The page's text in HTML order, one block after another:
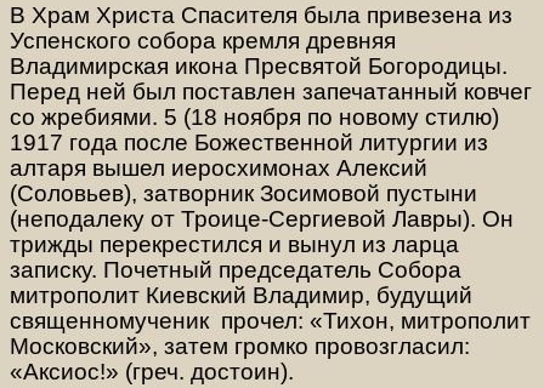
В Храм Христа Спасителя была привезена из
Успенского собора кремля древняя
Владимирская икона Пресвятой Богородицы.
Перед ней был поставлен запечатанный ковчег
со жребиями. 5 (18 ноября по новому стилю)
1917 года после Божественной литургии из
алтаря вышел иеросхимонах Алексий
(Соловьев), затворник Зосимовой пустыни
(неподалеку от Троице-Сергиевой Лавры). Он
трижды перекрестился и вынул из ларца
записку. Почетный председатель Собора
митрополит Киевский Владимир, будущий
священномученик прочел: «Тихон, митрополит
Московский», затем громко провозгласил:
«Аксиос!» (греч. достоин).